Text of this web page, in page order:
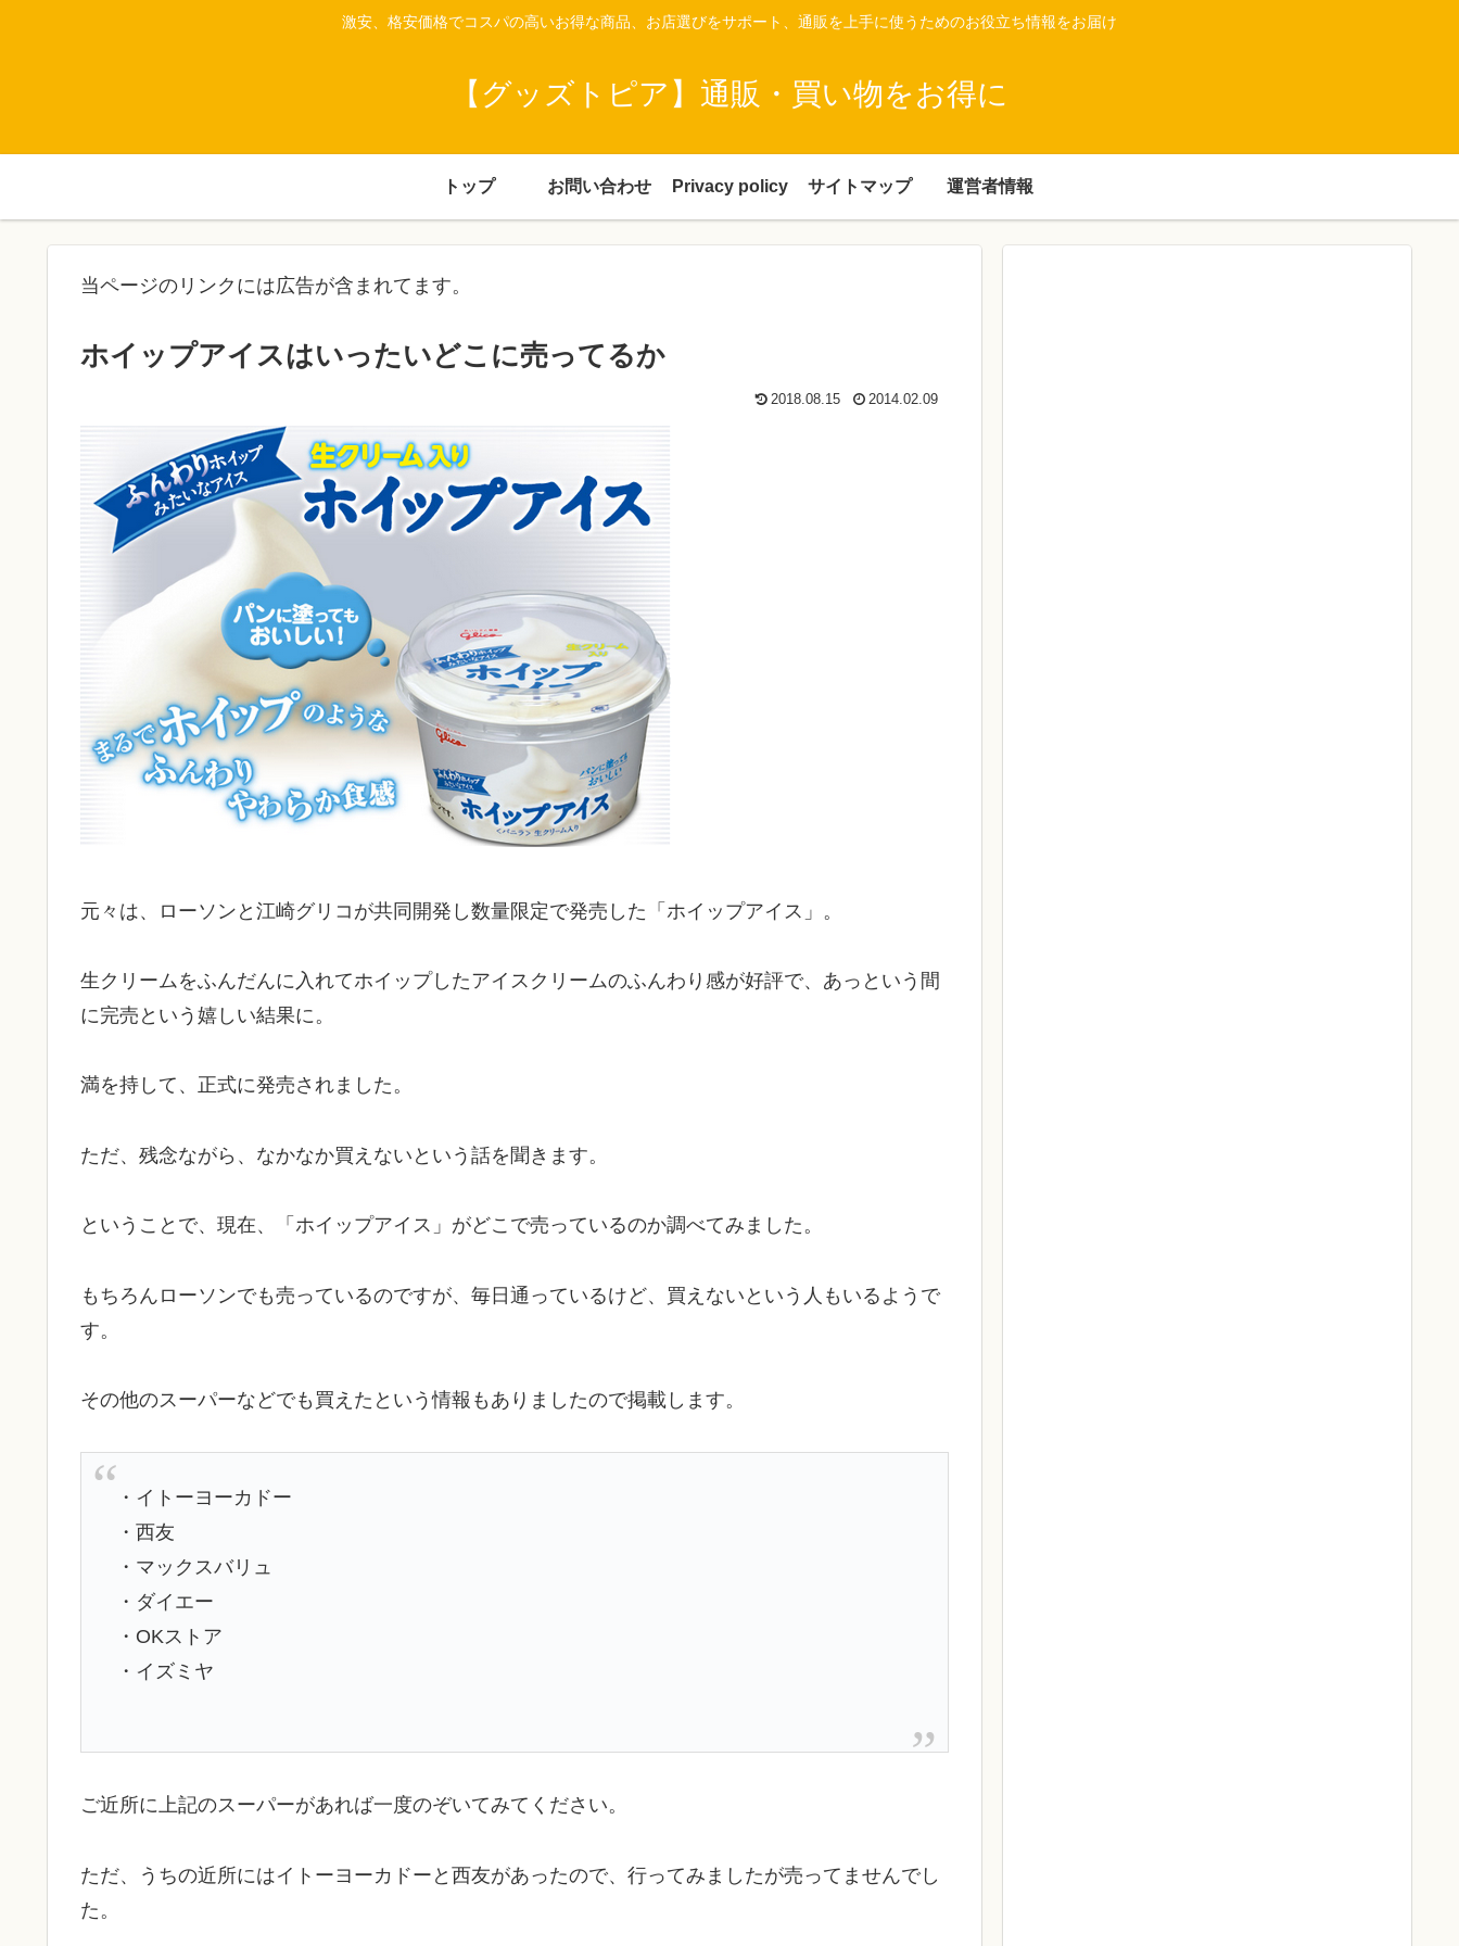
激安、格安価格でコスパの高いお得な商品、お店選びをサポート、通販を上手に使うためのお役立ち情報をお届け
【グッズトピア】通販・買い物をお得に
トップ お問い合わせ Privacy policy サイトマップ 運営者情報
当ページのリンクには広告が含まれてます。
ホイップアイスはいったいどこに売ってるか
2018.08.15 2014.02.09
元々は、ローソンと江崎グリコが共同開発し数量限定で発売した「ホイップアイス」。
生クリームをふんだんに入れてホイップしたアイスクリームのふんわり感が好評で、あっという間
に完売という嬉しい結果に。
満を持して、正式に発売されました。
ただ、残念ながら、なかなか買えないという話を聞きます。
ということで、現在、「ホイップアイス」がどこで売っているのか調べてみました。
もちろんローソンでも売っているのですが、毎日通っているけど、買えないという人もいるようで
す。
その他のスーパーなどでも買えたという情報もありましたので掲載します。
・イトーヨーカドー
・西友
・マックスバリュ
・ダイエー
・OKストア
・イズミヤ
ご近所に上記のスーパーがあれば一度のぞいてみてください。
ただ、うちの近所にはイトーヨーカドーと西友があったので、行ってみましたが売ってませんでし
た。